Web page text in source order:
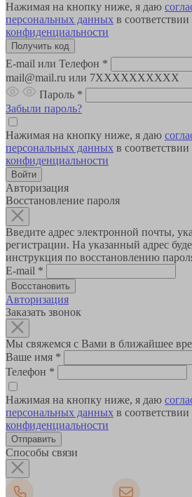
Нажимая на кнопку ниже, я даю
персональных данных в соответствии
конфиденциальности
E-mail или Телефон *
mail@mail.ru или 7XXXXXXXXXX
Пароль *
Забыли пароль?
Нажимая на кнопку ниже, я даю
персональных данных в соответствии
конфиденциальности
Авторизация
Восстановление пароля
Введите адрес электронной почты,
регистрации. На указанный адрес
инструкция по восстановлению
E-mail *
Авторизация
Заказать звонок
Мы свяжемся с Вами в ближайшее
Ваше имя *
Телефон *
Нажимая на кнопку ниже, я даю
персональных данных в соответствии
конфиденциальности
Способы связи